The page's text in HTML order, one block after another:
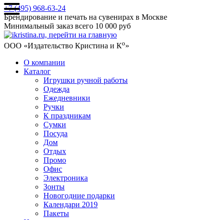
+7 (495) 968-63-24
Брендирование и печать на сувенирах в Москве
Минимальный заказ всего 10 000 руб
ООО «Издательство Кристина и Ко»
О компании
Каталог
Игрушки ручной работы
Одежда
Ежедневники
Ручки
К праздникам
Сумки
Посуда
Дом
Отдых
Промо
Офис
Электроника
Зонты
Новогодние подарки
Календари 2019
Пакеты